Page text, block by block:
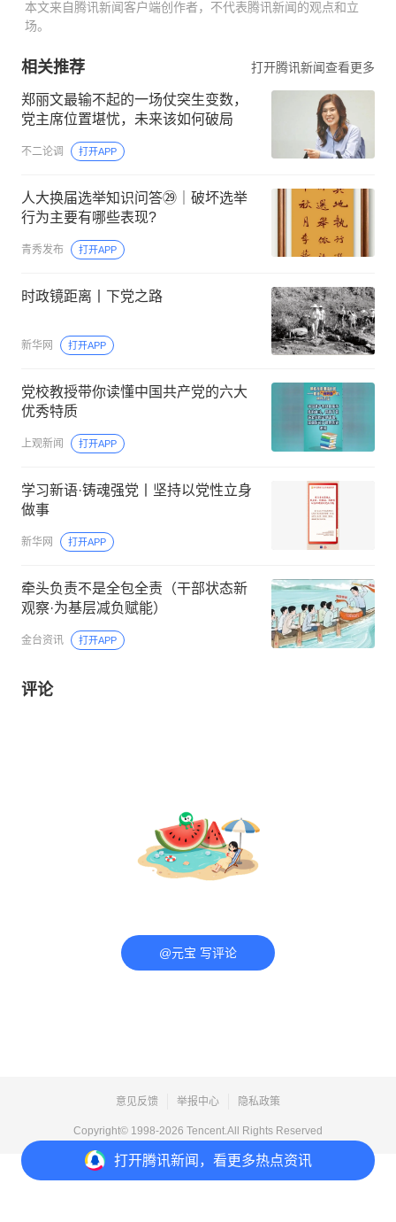
本文来自腾讯新闻客户端创作者，不代表腾讯新闻的观点和立
场。
打开腾讯新闻，看更多热点资讯
相关推荐 打开腾讯新闻查看更多
郑丽文最输不起的一场仗突生变数，
党主席位置堪忧，未来该如何破局
不二论调 打开APP
人大换届选举知识问答㉙｜破坏选举
行为主要有哪些表现?
青秀发布 打开APP
时政镜距离丨下党之路
新华网 打开APP
党校教授带你读懂中国共产党的六大
优秀特质
上观新闻 打开APP
学习新语·铸魂强党丨坚持以党性立身
做事
新华网 打开APP
牵头负责不是全包全责（干部状态新
观察·为基层减负赋能）
金台资讯 打开APP
评论
@元宝 写评论
意见反馈 举报中心 隐私政策
Copyright© 1998-2026 Tencent.All Rights Reserved